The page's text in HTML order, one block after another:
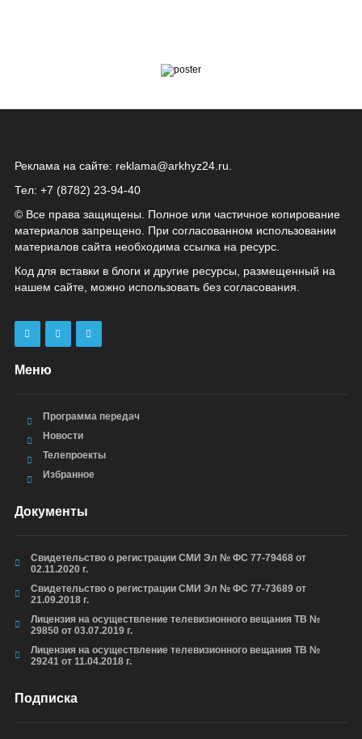
Реклама на сайте: reklama@arkhyz24.ru
Тел: +7 (8782) 23‑94‑40
© Все права защищены. Полное или частичное копирование
материалов запрещено. При согласованном использовании
материалов сайта необходима ссылка на ресурс.
Код для вставки в блоги и другие ресурсы, размещенный на
нашем сайте, можно использовать без согласования.
Меню
Программа передач
Новости
Телепроекты
Избранное
Документы
Свидетельство о регистрации СМИ Эл № ФС 77-79468 от
02.11.2020 г.
Свидетельство о регистрации СМИ Эл № ФС 77-73689 от
21.09.2018 г.
Лицензия на осуществление телевизионного вещания ТВ №
29850 от 03.07.2019 г.
Лицензия на осуществление телевизионного вещания ТВ №
29241 от 11.04.2018 г.
Подписка